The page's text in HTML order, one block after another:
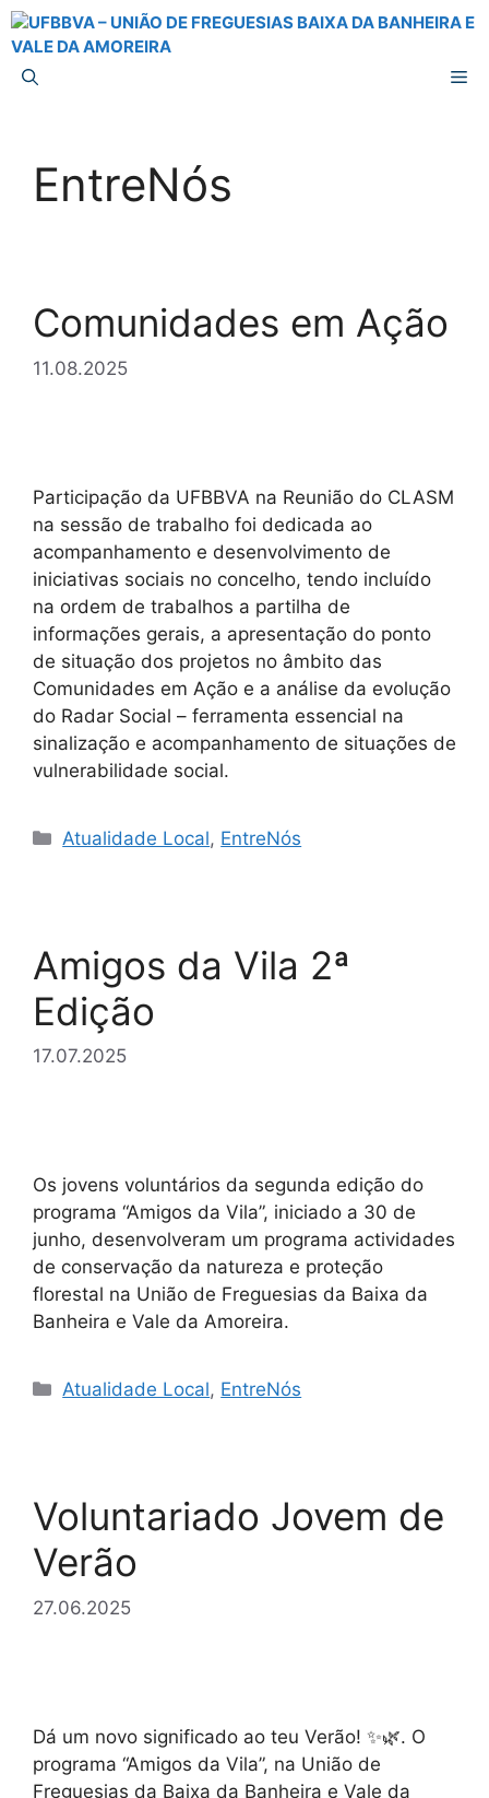
Saltar
para
EntreNós
Comunidades em Ação
11.08.2025
Participação da UFBBVA na Reunião do CLASM
na sessão de trabalho foi dedicada ao
acompanhamento e desenvolvimento de
iniciativas sociais no concelho, tendo incluído
na ordem de trabalhos a partilha de
informações gerais, a apresentação do ponto
de situação dos projetos no âmbito das
Comunidades em Ação e a análise da evolução
do Radar Social – ferramenta essencial na
sinalização e acompanhamento de situações de
vulnerabilidade social.
Categorias
Atualidade Local, EntreNós
Amigos da Vila 2ª
Edição
17.07.2025
Os jovens voluntários da segunda edição do
programa “Amigos da Vila”, iniciado a 30 de
junho, desenvolveram um programa actividades
de conservação da natureza e proteção
florestal na União de Freguesias da Baixa da
Banheira e Vale da Amoreira.
Categorias
Atualidade Local, EntreNós
Voluntariado Jovem de
Verão
27.06.2025
Dá um novo significado ao teu Verão! ✨🌿. O
programa “Amigos da Vila”, na União de
Freguesias da Baixa da Banheira e Vale da